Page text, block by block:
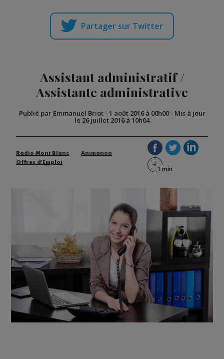
Partager sur Twitter
Assistant administratif /
Assistante administrative
Publié par Emmanuel Briot- 1 août 2016 à 00h00- Mis à jour
le 26 juillet 2016 à 10h04
Radio Mont Blanc
Animation
Offres d'Emploi